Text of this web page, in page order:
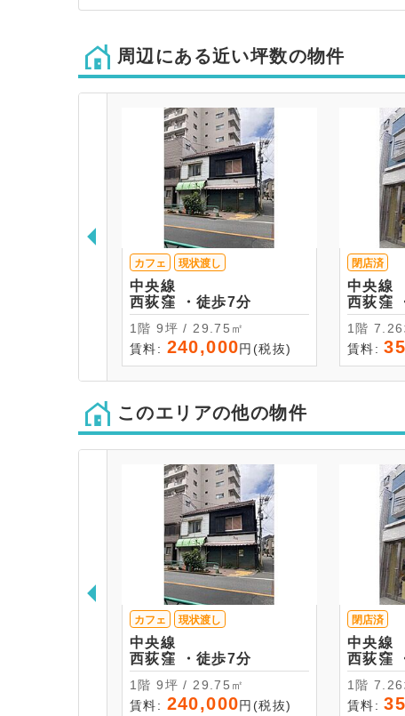
周辺にある近い坪数の物件
カフェ 現状渡し
中央線
西荻窪 ・徒歩7分
1階 9坪 / 29.75㎡
賃料: 240,000円(税抜)
閉店済
中央線
1階
賃料:
このエリアの他の物件
カフェ 現状渡し
中央線
西荻窪 ・徒歩7分
1階 9坪 / 29.75㎡
賃料: 240,000円(税抜)
閉店済
中央線
1階
賃料: